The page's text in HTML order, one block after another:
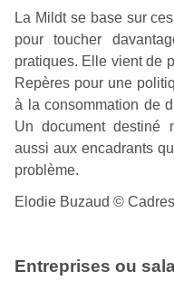
La Mildt se base sur
pour toucher
pratiques. Elle vient de
Repères pour une
à la consommation de
Un document destiné
aussi aux encadrants
problème.
Elodie Buzaud ©
Entreprises ou